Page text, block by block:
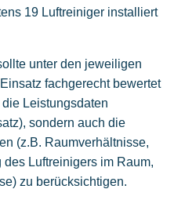
19 Luftreiniger installiert
unter den jeweiligen
fachgerecht bewertet
Leistungsdaten
sondern auch die
(z.B. Raumverhältnisse,
Luftreinigers im Raum,
zu berücksichtigen.